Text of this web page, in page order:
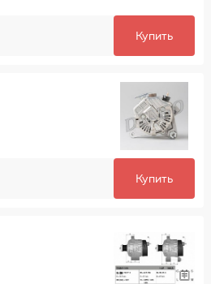
Купить
Купить